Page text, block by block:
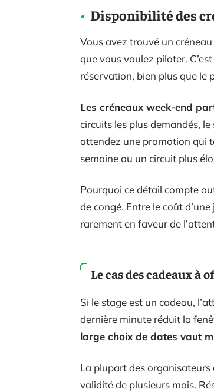
Disponibilité des
Vous avez trouvé un
que vous voulez piloter.
réservation, bien plus que le
Les créneaux week-end
circuits les plus demandés,
attendez une promotion qui
semaine ou un circuit plus
Pourquoi ce détail compte
de congé. Entre le coût
rarement en faveur de
Le cas des cadeaux à
Si le stage est un cadeau,
dernière minute réduit la
large choix de dates vaut
La plupart des
validité de plusieurs mois.